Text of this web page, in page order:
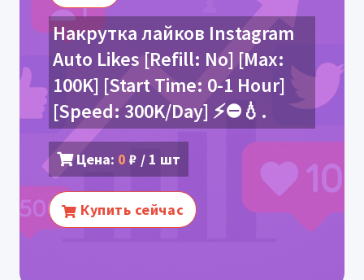
Накрутка лайков Instagram
Auto Likes [Refill: No] [Max:
100K] [Start Time: 0-1 Hour]
[Speed: 300K/Day] ⚡⛔💧.
Цена: 0 ₽ / 1 шт
Купить сейчас